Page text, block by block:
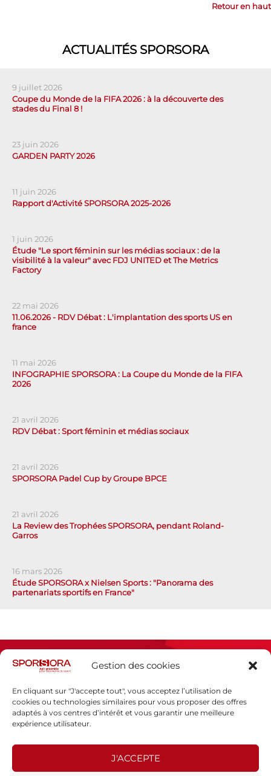
Gestion des cookies
En cliquant sur "J'accepte tout", vous acceptez l’utilisation de
cookies ou technologies similaires pour vous proposer des offres
adaptés à vos centres d’intérêt et vous garantir une meilleure
expérience utilisateur.
J'ACCEPTE
Retour en haut
ACTUALITÉS SPORSORA
9 juillet 2026
Coupe du Monde de la FIFA 2026 : à la découverte des
stades du Final 8 !
23 juin 2026
GARDEN PARTY 2026
11 juin 2026
Rapport d'Activité SPORSORA 2025-2026
1 juin 2026
Étude "Le sport féminin sur les médias sociaux : de la
visibilité à la valeur" avec FDJ UNITED et The Metrics
Factory
22 mai 2026
11.06.2026 - RDV Débat : L'implantation des sports US en
france
11 mai 2026
INFOGRAPHIE SPORSORA : La Coupe du Monde de la FIFA
2026
21 avril 2026
RDV Débat : Sport féminin et médias sociaux
21 avril 2026
SPORSORA Padel Cup by Groupe BPCE
21 avril 2026
La Review des Trophées SPORSORA, pendant Roland-
Garros
16 mars 2026
Étude SPORSORA x Nielsen Sports : "Panorama des
partenariats sportifs en France"
Espace presse
Politique de confidentialité